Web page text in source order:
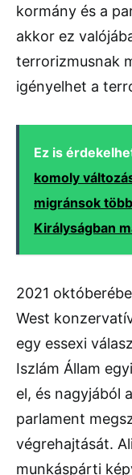
kormány és a
akkor ez
terrorizmusnak
igényelhet a
Ez is
komoly
migránsok
Királyságban
2021
West
egy essexi
Iszlám Állam
el, és nagyjából
parlament
végrehajtását.
munkáspárti